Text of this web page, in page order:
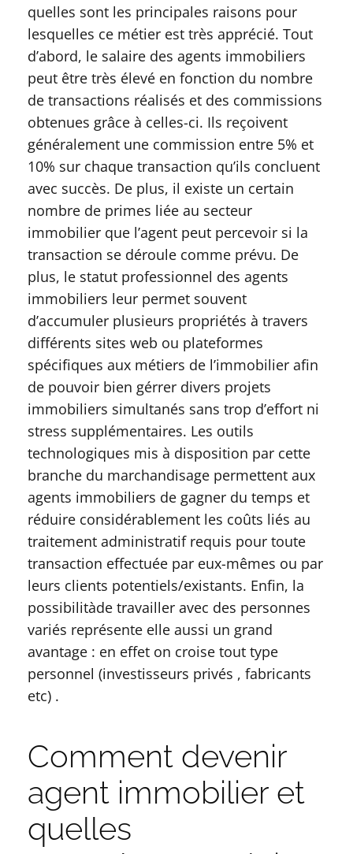
quelles sont les principales raisons pour
lesquelles ce métier est très apprécié. Tout
d’abord, le salaire des agents immobiliers
peut être très élevé en fonction du nombre
de transactions réalisés et des commissions
obtenues grâce à celles-ci. Ils reçoivent
généralement une commission entre 5% et
10% sur chaque transaction qu’ils concluent
avec succès. De plus, il existe un certain
nombre de primes liée au secteur
immobilier que l’agent peut percevoir si la
transaction se déroule comme prévu. De
plus, le statut professionnel des agents
immobiliers leur permet souvent
d’accumuler plusieurs propriétés à travers
différents sites web ou plateformes
spécifiques aux métiers de l’immobilier afin
de pouvoir bien gérrer divers projets
immobiliers simultanés sans trop d’effort ni
stress supplémentaires. Les outils
technologiques mis à disposition par cette
branche du marchandisage permettent aux
agents immobiliers de gagner du temps et
réduire considérablement les coûts liés au
traitement administratif requis pour toute
transaction effectuée par eux-mêmes ou par
leurs clients potentiels/existants. Enfin, la
possibilitàde travailler avec des personnes
variés représente elle aussi un grand
avantage : en effet on croise tout type
personnel (investisseurs privés , fabricants
etc) .
Comment devenir
agent immobilier et
quelles